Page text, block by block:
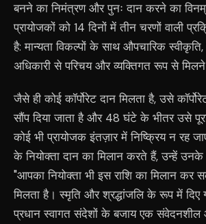
बनने का निमंत्रण और पुनः दान करने का
प्रायोजकों को 14 दिनों में तीन चरणों वाली
है: मान्यता विकल्पों के साथ औपचारिक
अधिकारी से परिचय और व्यक्तिगत रूप से
जैसे ही कोई कॉर्पोरेट दान मिलता है, उसे
सौंप दिया जाता है और 48 घंटे के भीतर उसे
कोई भी प्रायोजक इंतज़ार में निष्क्रिय न रह
के नियोक्ता दान का मिलान करते हैं, उन्हें
"आपका नियोक्ता भी इस राशि का मिलान कर
मिलता है। स्मृति और श्रद्धांजलि के रूप में दिए
प्रधान स्वागत संदेशों के बजाय एक